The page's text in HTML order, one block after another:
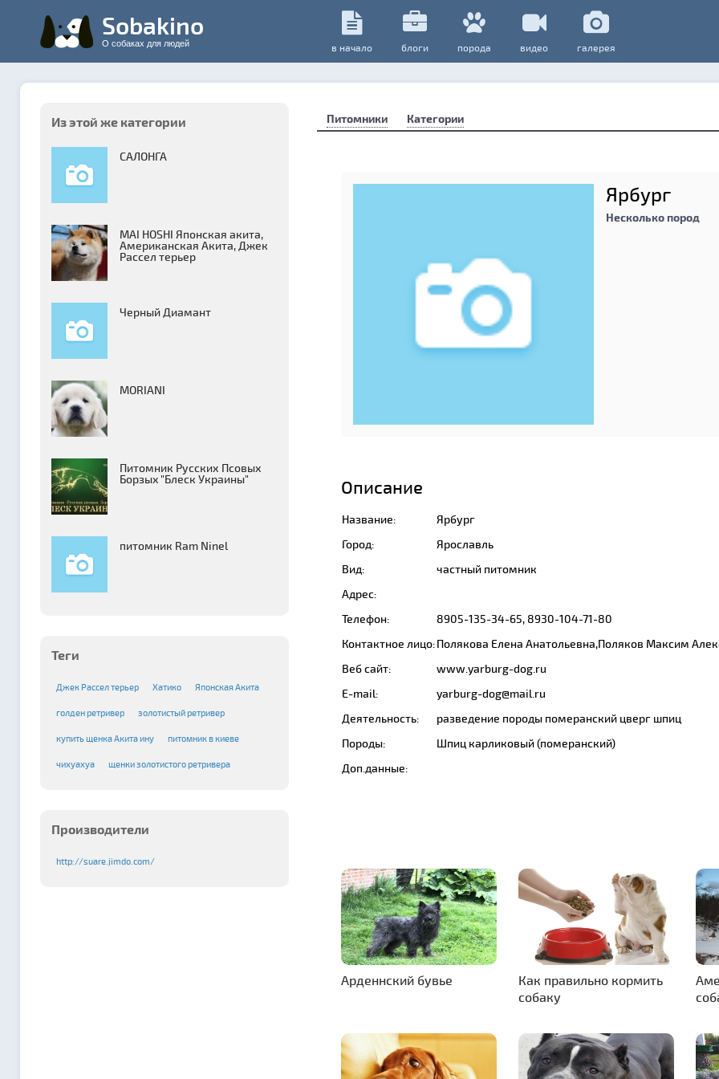
Sobakino
О собаках для людей в начало блоги порода видео галерея
Из этой же категории
САЛОНГА
MAI HOSHI Японская акита,
Американская Акита, Джек
Рассел терьер
Черный Диамант
MORIANI
Питомник Русских Псовых
Борзыx "Блеск Украины"
питомник Ram Ninel
Теги
Джек Рассел терьер Хатико Японская Акита
голден ретривер золотистый ретривер
купить щенка Акита ину питомник в киеве
чихуахуа щенки золотистого ретривера
Производители
http://suare.jimdo.com/
Питомники Категории
Ярбург
Несколько пород
Описание
Название:
Ярбург
Город:
Ярославль
Вид:
частный питомник
Адрес:
Телефон:
8905-135-34-65, 8930-104-71-80
Контактное лицо:Полякова Елена Анатольевна,Поляков Максим
Веб сайт:
www.yarburg-dog.ru
E-mail:
yarburg-dog@mail.ru
Деятельность:
разведение породы померанский цверг шпиц
Породы:
Шпиц карликовый (померанский)
Доп.данные:
Арденнский бувье
Как правильно кормить
собаку